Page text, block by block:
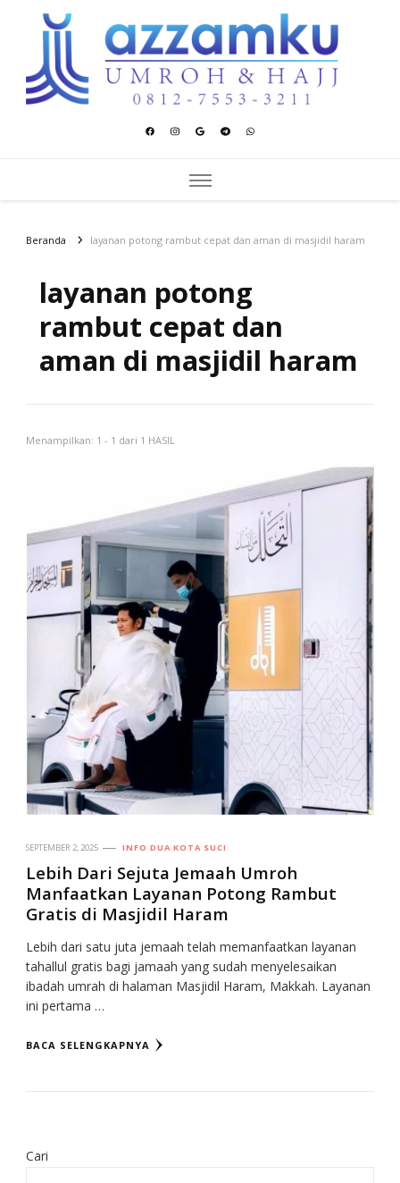
Azzamku Umroh dan Hajj
Beranda layanan potong rambut cepat dan aman di masjidil haram
layanan potong
rambut cepat dan
aman di masjidil haram
Menampilkan: 1 - 1 dari 1 HASIL
SEPTEMBER 2, 2025 INFO DUA KOTA SUCI
Lebih Dari Sejuta Jemaah Umroh
Manfaatkan Layanan Potong Rambut
Gratis di Masjidil Haram
Lebih dari satu juta jemaah telah memanfaatkan layanan
tahallul gratis bagi jamaah yang sudah menyelesaikan
ibadah umrah di halaman Masjidil Haram, Makkah. Layanan
ini pertama …
BACA SELENGKAPNYA
Cari